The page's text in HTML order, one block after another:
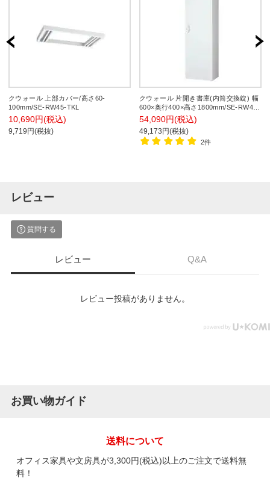
クウォール 上部カバー/高さ60-
100mm/SE-RW45-TKL
10,690円(税込)
9,719円(税抜)
クウォール 片開き書庫(内筒交換錠) 幅
600×奥行400×高さ1800mm/SE-RW4-
18H60 ホワイト 【国産】【完成品】
54,090円(税込)
49,173円(税抜)
2件
レビュー
質問する
レビュー Q&A
レビュー投稿がありません。
お買い物ガイド
送料について
オフィス家具や文房具が3,300円(税込)以上のご注文で送料無
料！